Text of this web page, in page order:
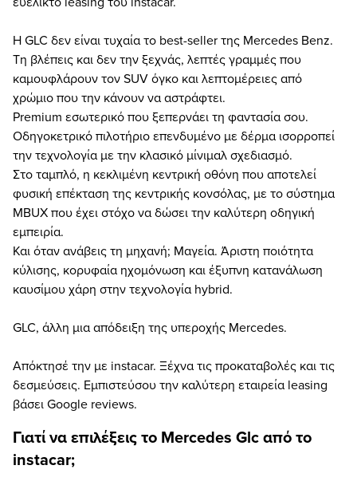
Η GLC δεν είναι τυχαία το best-seller της Mercedes Benz.
Τη βλέπεις και δεν την ξεχνάς, λεπτές γραμμές που
καμουφλάρουν τον SUV όγκο και λεπτομέρειες από
χρώμιο που την κάνουν να αστράφτει.
Premium εσωτερικό που ξεπερνάει τη φαντασία σου.
Οδηγοκετρικό πιλοτήριο επενδυμένο με δέρμα ισορροπεί
την τεχνολογία με την κλασικό μίνιμαλ σχεδιασμό.
Στο ταμπλό, η κεκλιμένη κεντρική οθόνη που αποτελεί
φυσική επέκταση της κεντρικής κονσόλας, με το σύστημα
MBUX που έχει στόχο να δώσει την καλύτερη οδηγική
εμπειρία.
Και όταν ανάβεις τη μηχανή; Μαγεία. Άριστη ποιότητα
κύλισης, κορυφαία ηχομόνωση και έξυπνη κατανάλωση
καυσίμου χάρη στην τεχνολογία hybrid.
GLC, άλλη μια απόδειξη της υπεροχής Mercedes.
Απόκτησέ την με instacar. Ξέχνα τις προκαταβολές και τις
δεσμεύσεις. Εμπιστεύσου την καλύτερη εταιρεία leasing
βάσει Google reviews.
Γιατί να επιλέξεις το Mercedes Glc από το
instacar;